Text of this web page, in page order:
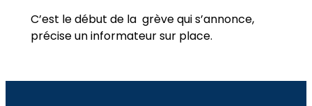
C’est le début de la grève qui s’annonce,
précise un informateur sur place.